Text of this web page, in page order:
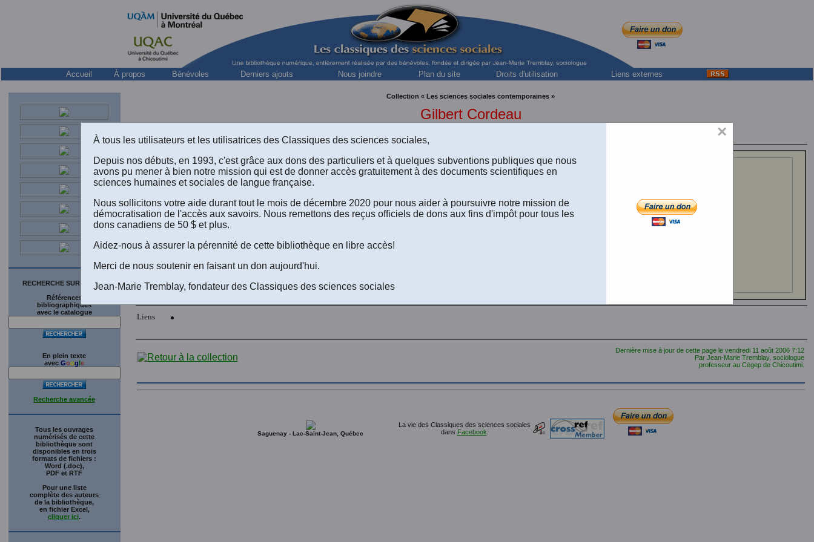
Accueil À propos Bénévoles Derniers ajouts Nous joindre Plan du site Droits d'utilisation Liens externes
RECHERCHE SUR LE SITE
Références
bibliographiques
avec le catalogue
En plein texte
avec Google
Recherche avancée
Tous les ouvrages
numérisés de cette
bibliothèque sont
disponibles en trois
formats de fichiers :
Word (.doc),
PDF et RTF
Pour une liste
complète des auteurs
de la bibliothèque,
en fichier Excel,
cliquer ici.
Collection « Les sciences sociales contemporaines »
Gilbert Cordeau
Maurice CUSSON et Gilbert CORDEAU, Avec la collaboration de Raymonde BOISVERT, “Le crime du point de vue de
l'analyse stratégique”. Un article publié dans l'ouvrage sous la direction de Denis Szabo et Marc Leblanc,
Liens
Dernière mise à jour de cette page le vendredi 11 août 2006 7:12
Par Jean-Marie Tremblay, sociologue
professeur au Cégep de Chicoutimi.
Saguenay - Lac-Saint-Jean, Québec
La vie des Classiques des sciences sociales
dans Facebook
×
À tous les utilisateurs et les utilisatrices des Classiques des sciences sociales,
Depuis nos débuts, en 1993, c'est grâce aux dons des particuliers et à quelques subventions publiques que nous
avons pu mener à bien notre mission qui est de donner accès gratuitement à des documents scientifiques en
sciences humaines et sociales de langue française.
Nous sollicitons votre aide durant tout le mois de décembre 2020 pour nous aider à poursuivre notre mission de
démocratisation de l'accès aux savoirs. Nous remettons des reçus officiels de dons aux fins d'impôt pour tous les
dons canadiens de 50 $ et plus.
Aidez-nous à assurer la pérennité de cette bibliothèque en libre accès!
Merci de nous soutenir en faisant un don aujourd'hui.
Jean-Marie Tremblay, fondateur des Classiques des sciences sociales